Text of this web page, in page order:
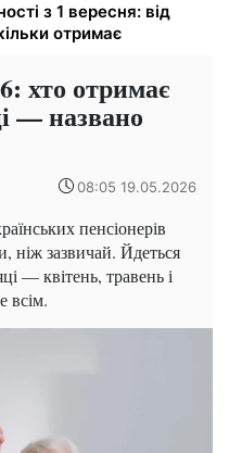
з 1 вересня: від
отримає
хто отримає
— названо
08:05 19.05.2026
пенсіонерів
ніж зазвичай. Йдеться
— квітень, травень і
всім.